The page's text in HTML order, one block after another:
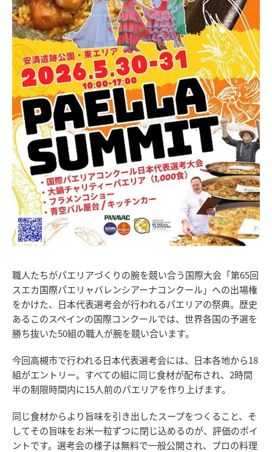
職人たちがパエリアづくりの腕を競い合う国際大会「第65回
スエカ国際パエリャバレンシアーナコンクール」への出場権
をかけた、日本代表選考会が行われるパエリアの祭典。歴史
あるこのスペインの国際コンクールでは、世界各国の予選を
勝ち抜いた50組の職人が腕を競い合います。
今回高槻市で行われる日本代表選考会には、日本各地から18
組がエントリー。すべての組に同じ食材が配布され、2時間
半の制限時間内に15人前のパエリアを作り上げます。
同じ食材からより旨味を引き出したスープをつくること、そ
してその旨味をお米一粒ずつに閉じ込めるのが、評価のポイ
ントです。選考会の様子は無料で一般公開され、プロの料理